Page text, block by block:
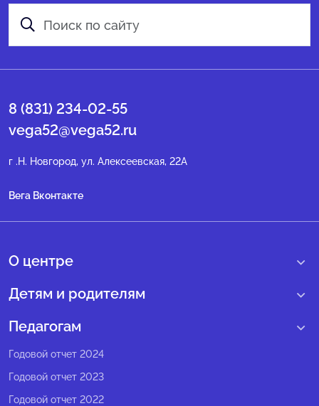
8 (831) 234-02-55
vega52@vega52.ru
г .Н. Новгород, ул. Алексеевская, 22А
Вега Вконтакте
О центре
О нас
Структура регионального центра
Педагогический состав
Попечительский совет
Экспертный совет
Детям и родителям
Учебные интенсивные сборы
Педагогам
Программы Веги
Программы Сириус
Методические рекомендации
Годовой отчет 2024
Годовой отчет 2023
Годовой отчет 2022